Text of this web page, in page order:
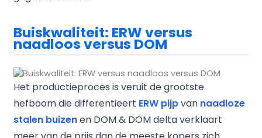
Buiskwaliteit: ERW versus
naadloos versus DOM
Het productieproces is veruit de grootste
hefboom die differentieert ERW pijpvan naadloze
stalen buizenen DOM & DOM delta verklaart